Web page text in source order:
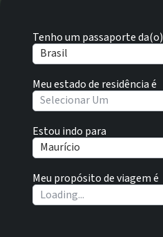
Tenho um passaporte da(o)
Brasil
Meu estado de residência é
Selecionar Um
Estou indo para
Maurício
Meu propósito de viagem é